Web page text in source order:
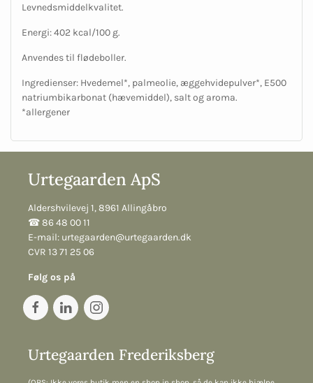
Levnedsmiddelkvalitet.
Energi: 402 kcal/100 g.
Anvendes til flødeboller.
Ingredienser: Hvedemel*, palmeolie, æggehvidepulver*, E500
natriumbikarbonat (hævemiddel), salt og aroma.
*allergener
Urtegaarden ApS
Aldershvilevej 1, 8961 Allingåbro
☎︎ 86 48 00 11
E-mail: urtegaarden@urtegaarden.dk
CVR 13 71 25 06
Følg os på
Urtegaarden Frederiksberg